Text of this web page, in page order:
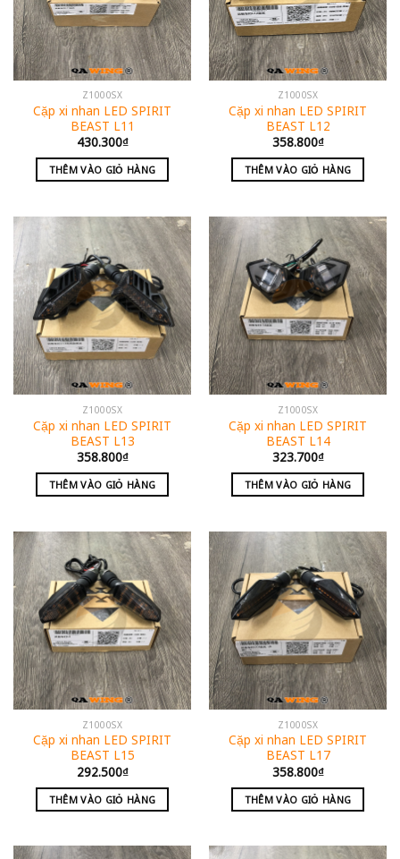
Z1000SX
Cặp xi nhan LED SPIRIT
BEAST L11
430.300₫
THÊM VÀO GIỎ HÀNG
Z1000SX
Cặp xi nhan LED SPIRIT
BEAST L12
358.800₫
THÊM VÀO GIỎ HÀNG
Z1000SX
Cặp xi nhan LED SPIRIT
BEAST L13
358.800₫
THÊM VÀO GIỎ HÀNG
Z1000SX
Cặp xi nhan LED SPIRIT
BEAST L14
323.700₫
THÊM VÀO GIỎ HÀNG
Z1000SX
Cặp xi nhan LED SPIRIT
BEAST L15
292.500₫
THÊM VÀO GIỎ HÀNG
Z1000SX
Cặp xi nhan LED SPIRIT
BEAST L17
358.800₫
THÊM VÀO GIỎ HÀNG